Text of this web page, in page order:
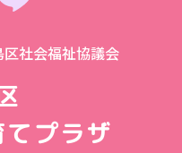
社会福祉協議会
プラザ